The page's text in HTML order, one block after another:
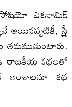
సోషియో ఎకనామిక్
స్త్రీ
రాజకీయ కథలతో
అంశాలనూ కథ